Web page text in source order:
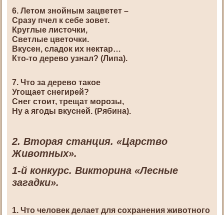
6. Летом знойным зацветет –
Сразу пчел к себе зовет.
Круглые листочки,
Светлые цветочки.
Вкусен, сладок их нектар…
Кто-то дерево узнал? (Липа).
7. Что за дерево такое
Угощает снегирей?
Снег стоит, трещат морозы,
Ну а ягоды вкусней. (Рябина).
2. Вторая станция. «Царство
Животных».
1-й конкурс. Викторина «Лесные
загадки».
1. Что человек делает для сохранения животного